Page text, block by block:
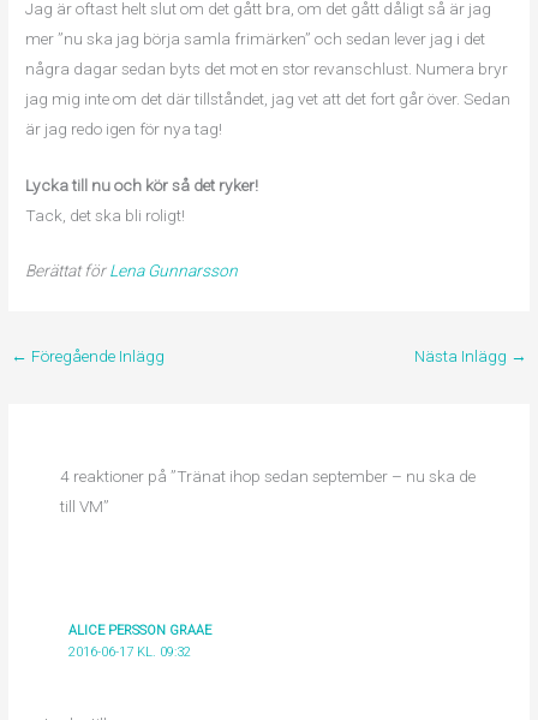
Jag är oftast helt slut om det gått bra, om det gått dåligt så är jag
mer ”nu ska jag börja samla frimärken” och sedan lever jag i det
några dagar sedan byts det mot en stor revanschlust. Numera bryr
jag mig inte om det där tillståndet, jag vet att det fort går över. Sedan
är jag redo igen för nya tag!
Lycka till nu och kör så det ryker!
Tack, det ska bli roligt!
Berättat förLena Gunnarsson
← Föregående Inlägg Nästa Inlägg →
4 reaktioner på ”Tränat ihop sedan september – nu ska de
till VM”
ALICE PERSSON GRAAE
2016-06-17 KL. 09:32